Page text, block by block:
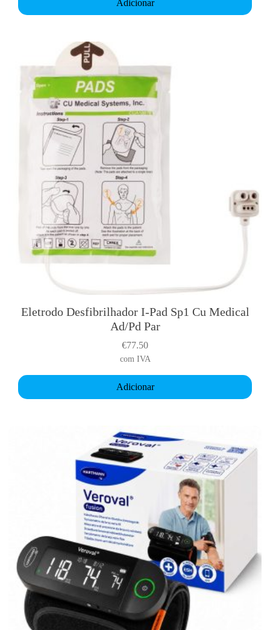
Adicionar
Eletrodo Desfibrilhador I-Pad Sp1 Cu Medical
Ad/Pd Par
€77.50
com IVA
Adicionar